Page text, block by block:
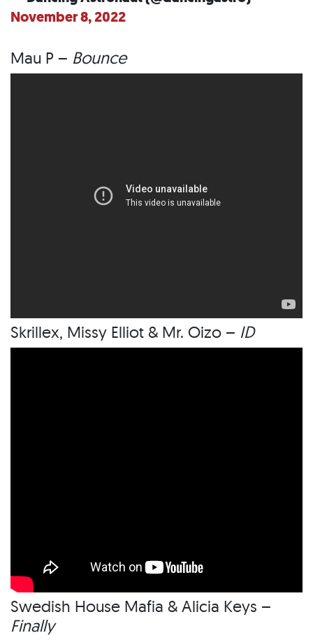
November 8, 2022
Mau P – Bounce
Skrillex, Missy Elliot & Mr. Oizo – ID
Swedish House Mafia & Alicia Keys –
Finally